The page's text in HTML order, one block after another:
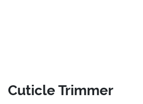
Cuticle Trimmer